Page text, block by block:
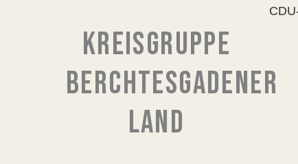
KREISGRUPPE
BERCHTESGADENER
LAND